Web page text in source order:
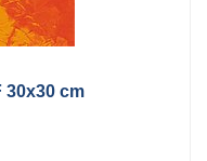
30x30 cm